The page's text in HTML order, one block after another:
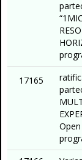
17165